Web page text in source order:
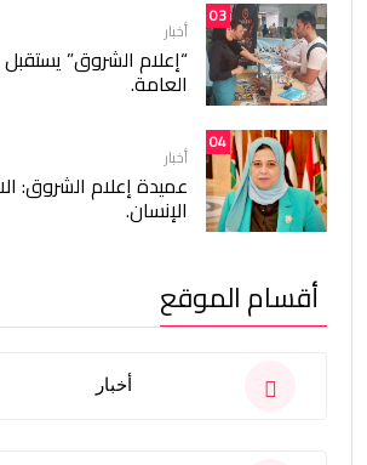
03
أخبار
“إعلام الشروق” يستقبل
العامة.
04
أخبار
عميدة إعلام الشروق:
الإنسان.
أقسام الموقع
أخبار